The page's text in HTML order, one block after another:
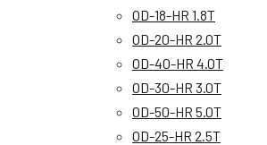
OD-18-HR 1.8T
OD-20-HR 2.0T
OD-40-HR 4.0T
OD-30-HR 3.0T
OD-50-HR 5.0T
OD-25-HR 2.5T